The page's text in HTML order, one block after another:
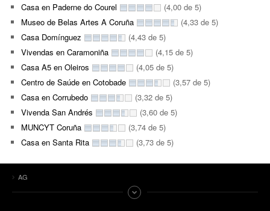
Casa en Paderne do Courel
(4,00 de 5)
Museo de Belas Artes A Coruña
(4,33 de 5)
Casa Domínguez
(4,43 de 5)
Vivendas en Caramoniña
(4,15 de 5)
Casa A5 en Oleiros
(4,05 de 5)
Centro de Saúde en Cotobade
(3,57 de 5)
Casa en Corrubedo
(3,32 de 5)
Vivenda San Andrés
(3,60 de 5)
MUNCYT Coruña
(3,74 de 5)
Casa en Santa Rita
(3,73 de 5)
AG